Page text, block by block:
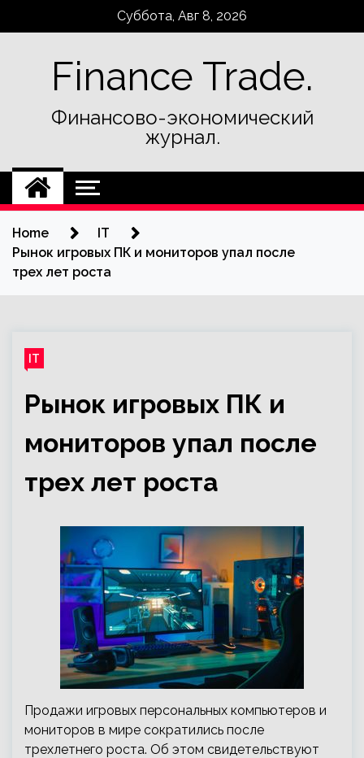
Суббота, Авг 8, 2026
Finance Trade.
Финансово-экономический
журнал.
Home
IT
Рынок игровых ПК и мониторов упал после
трех лет роста
IT
Рынок игровых ПК и
мониторов упал после
трех лет роста
Продажи игровых персональных компьютеров и
мониторов в мире сократились после
трехлетнего роста. Об этом свидетельствуют